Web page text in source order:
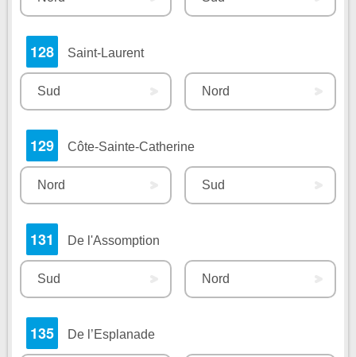
128 Saint-Laurent
Sud Nord
129 Côte-Sainte-Catherine
Nord Sud
131 De l'Assomption
Sud Nord
135 De l’Esplanade